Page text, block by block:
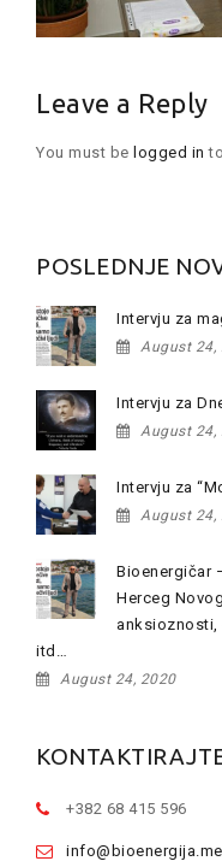
Leave a Reply
You must be logged in
POSLEDNJE
Intervju za
August 24,
Intervju za
August 24,
Intervju za
August 24,
Bioenergičar
Herceg
anksioznosti,
itd…
August 24, 2020
+382 68 415 596
info@bioenergija.me